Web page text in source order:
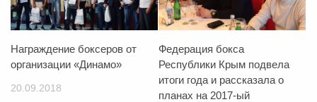
Награждение боксеров от
организации «Динамо»
20.09.2018
Федерация бокса
Республики Крым подвела
итоги года и рассказала о
планах на 2017-ый